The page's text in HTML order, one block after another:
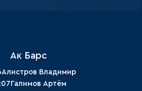
Ак Барс
Алистров Владимир
Галимов Артём